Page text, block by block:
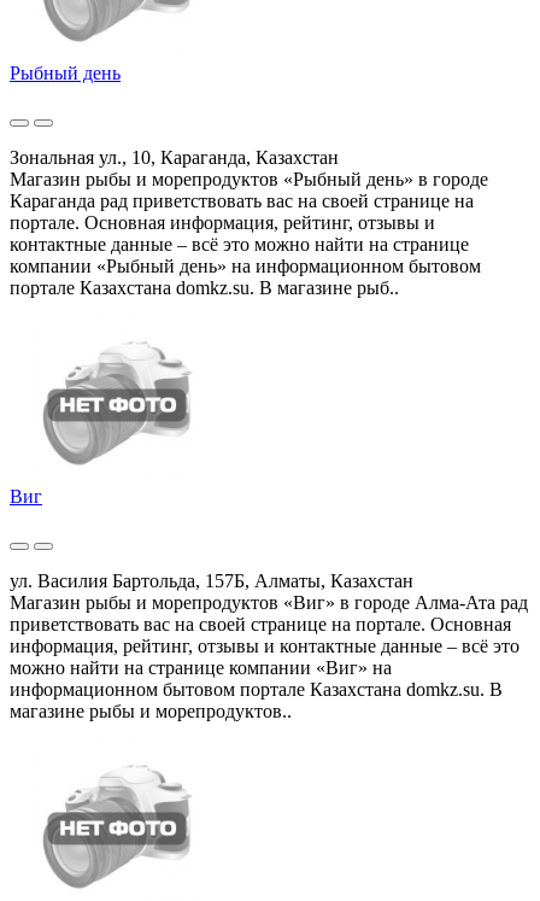
Рыбный день
Зональная ул., 10, Караганда, Казахстан
Магазин рыбы и морепродуктов «Рыбный день» в городе
Караганда рад приветствовать вас на своей странице на
портале. Основная информация, рейтинг, отзывы и
контактные данные – всё это можно найти на странице
компании «Рыбный день» на информационном бытовом
портале Казахстана domkz.su. В магазине рыб..
Виг
ул. Василия Бартольда, 157Б, Алматы, Казахстан
Магазин рыбы и морепродуктов «Виг» в городе Алма-Ата рад
приветствовать вас на своей странице на портале. Основная
информация, рейтинг, отзывы и контактные данные – всё это
можно найти на странице компании «Виг» на
информационном бытовом портале Казахстана domkz.su. В
магазине рыбы и морепродуктов..